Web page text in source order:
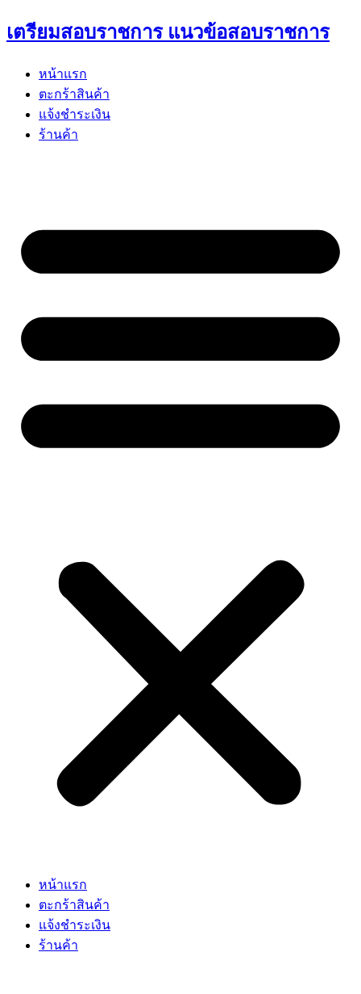
Skip
to
เตรียมสอบราชการ แนวข้อสอบราชการ
หน้าแรก
ตะกร้าสินค้า
แจ้งชำระเงิน
ร้านค้า
หน้าแรก
ตะกร้าสินค้า
แจ้งชำระเงิน
ร้านค้า